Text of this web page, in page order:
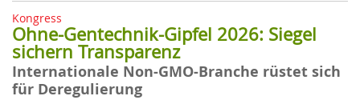
Kongress
Ohne-Gentechnik-Gipfel 2026: Siegel
sichern Transparenz
Internationale Non-GMO-Branche rüstet sich
für Deregulierung